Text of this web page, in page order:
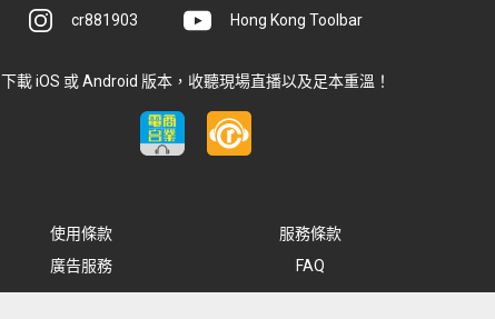
cr881903 Hong Kong Toolbar
下載 iOS 或 Android 版本，收聽現場直播以及足本重溫！
使用條款 服務條款
廣告服務 FAQ